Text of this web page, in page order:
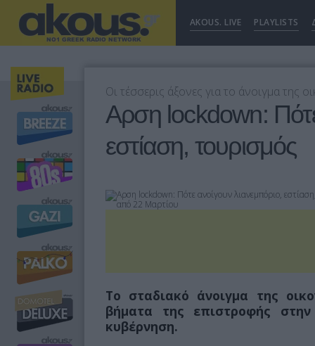
AKOUS. LIVE PLAYLISTS
Οι τέσσερις άξονες για το άνοιγμα της
Αρση lockdown:
εστίαση, τουρισμός
Το σταδιακό άνοιγμα της
βήματα της επιστροφής
κυβέρνηση.